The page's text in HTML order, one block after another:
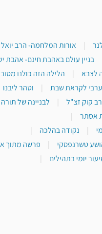
| אורות המלחמה- הרב יואל
בניין עולם באהבת חינם- אהבת
לצבא | הלילה הזה כולנו
לקראת שבת | וטהר ליבנו
קוק זצ"ל | לבניינה של תורה
אסתר
|
| נקודה בהלכה
|
טשרנפסקי | פרשה מתוך
יומי בתהילים
|